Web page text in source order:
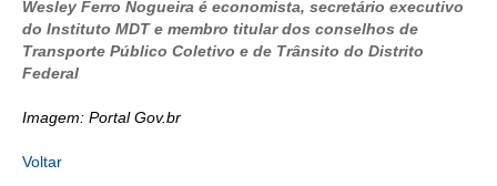
Wesley Ferro Nogueira é economista, secretário executivo
do Instituto MDT e membro titular dos conselhos de
Transporte Público Coletivo e de Trânsito do Distrito
Federal
Imagem: Portal Gov.br
Voltar